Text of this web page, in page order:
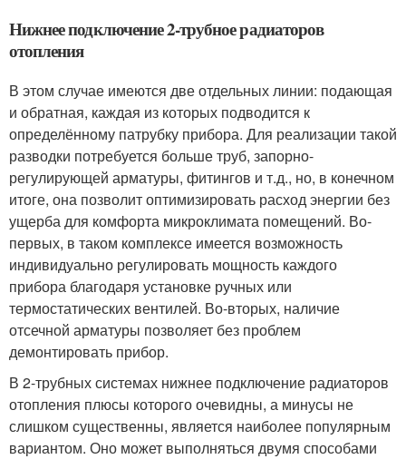
Нижнее подключение 2-трубное радиаторов
отопления
В этом случае имеются две отдельных линии: подающая
и обратная, каждая из которых подводится к
определённому патрубку прибора. Для реализации такой
разводки потребуется больше труб, запорно-
регулирующей арматуры, фитингов и т.д., но, в конечном
итоге, она позволит оптимизировать расход энергии без
ущерба для комфорта микроклимата помещений. Во-
первых, в таком комплексе имеется возможность
индивидуально регулировать мощность каждого
прибора благодаря установке ручных или
термостатических вентилей. Во-вторых, наличие
отсечной арматуры позволяет без проблем
демонтировать прибор.
В 2-трубных системах нижнее подключение радиаторов
отопления плюсы которого очевидны, а минусы не
слишком существенны, является наиболее популярным
вариантом. Оно может выполняться двумя способами